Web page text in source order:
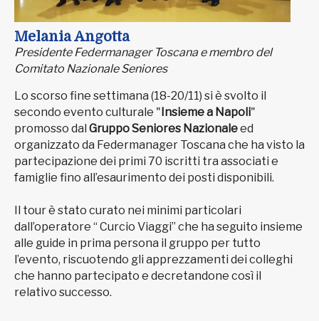
Melania Angotta
Presidente Federmanager Toscana e membro del
Comitato Nazionale Seniores
Lo scorso fine settimana (18-20/11) si è svolto il
secondo evento culturale "Insieme a Napoli"
promosso dal Gruppo Seniores Nazionaleed
organizzato da Federmanager Toscana che ha visto la
partecipazione dei primi 70 iscritti tra associati e
famiglie fino all’esaurimento dei posti disponibili.
Il tour è stato curato nei minimi particolari
dall’operatore “ Curcio Viaggi” che ha seguito insieme
alle guide in prima persona il gruppo per tutto
l’evento, riscuotendo gli apprezzamenti dei colleghi
che hanno partecipato e decretandone così il
relativo successo.